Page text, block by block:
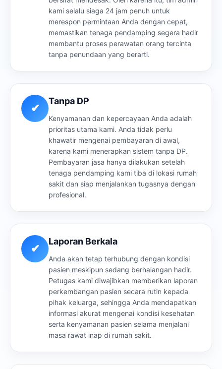
kami selalu siaga 24 jam penuh untuk
merespon permintaan Anda dengan cepat,
memastikan tenaga pendamping segera hadir
membantu proses perawatan orang tercinta
tanpa penundaan yang berarti.
✔
Tanpa DP
Kenyamanan dan kepercayaan Anda adalah
prioritas utama kami. Anda tidak perlu
khawatir mengenai pembayaran di awal,
karena kami menerapkan sistem tanpa DP.
Pembayaran jasa hanya dilakukan setelah
tenaga pendamping kami tiba di lokasi rumah
sakit dan siap menjalankan tugasnya dengan
profesional.
✔
Laporan Berkala
Anda akan tetap terhubung dengan kondisi
pasien meskipun sedang berhalangan hadir.
Petugas kami diwajibkan memberikan laporan
perkembangan pasien secara rutin kepada
pihak keluarga, sehingga Anda mendapatkan
informasi akurat mengenai kondisi kesehatan
serta kenyamanan pasien selama menjalani
masa rawat inap di rumah sakit.